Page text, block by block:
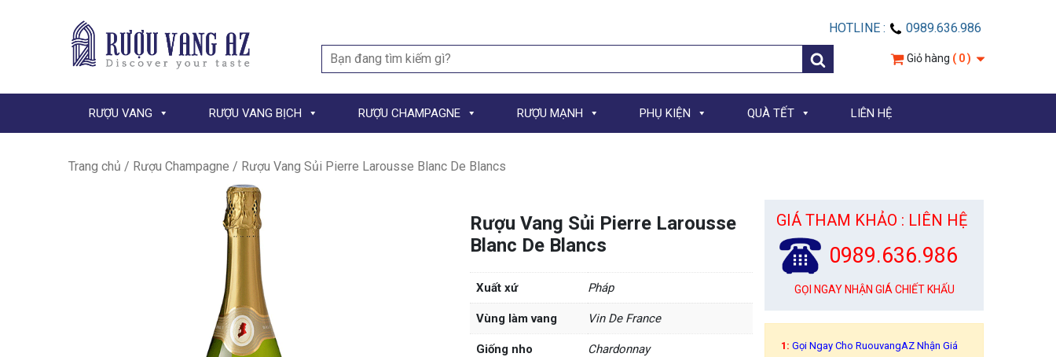
HOTLINE :
0989.636.986
Search
for:
Giỏ hàng ( 0 )
RƯỢU VANG RƯỢU VANG BỊCH RƯỢU CHAMPAGNE RƯỢU MẠNH PHỤ KIỆN QUÀ TẾT LIÊN HỆ
Trang chủ / Rượu Champagne / Rượu Vang Sủi Pierre Larousse Blanc De Blancs
Rượu Vang Sủi Pierre Larousse
Blanc De Blancs
Xuất xứ Pháp
Vùng làm vang Vin De France
Giống nho Chardonnay
GIÁ THAM KHẢO : LIÊN HỆ
0989.636.986
GỌI NGAY NHẬN GIÁ CHIẾT KHẤU
1:Gọi Ngay Cho RuouvangAZ Nhận Giá